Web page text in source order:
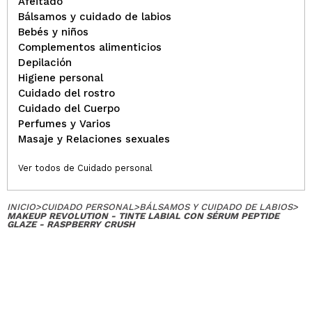
Bálsamos y cuidado de labios
Bebés y niños
Complementos alimenticios
Depilación
Higiene personal
Cuidado del rostro
Cuidado del Cuerpo
Perfumes y Varios
Masaje y Relaciones sexuales
Ver todos de Cuidado personal
INICIO>CUIDADO PERSONAL>BÁLSAMOS Y CUIDADO DE LABIOS>
MAKEUP REVOLUTION - TINTE LABIAL CON SÉRUM PEPTIDE
GLAZE - RASPBERRY CRUSH